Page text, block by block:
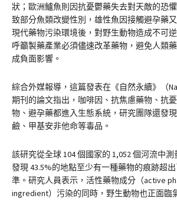
狀；歐洲鱸魚則因抗憂鬱藥失去對天敵的恐
致部分魚類改變性別，雄性魚因接觸避孕藥
現代藥物污染環境後，對野生動物造成不可
呼籲製藥產業必須儘速改革藥物，避免人類
成負面影響。
綜合外媒報導，這篇發表在《自然永續》（
期刊的論文指出，咖啡因、抗焦慮藥物、抗
物、避孕藥都進入生態系統，研究團隊還發
鹼、甲基安非他命等毒品。
該研究從全球 104 個國家的 1,052 個河流中測
發現 43.5%的地點至少有一種藥物的痕跡超
準。研究人員表示，活性藥物成分（active
ingredient）污染的同時，野生動物也正面臨